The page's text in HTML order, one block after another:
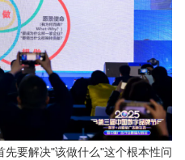
要解决"该做什么"这个根本性问